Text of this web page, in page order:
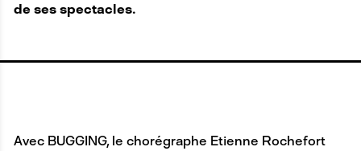
de ses spectacles.
Avec BUGGING, le chorégraphe Etienne Rochefort